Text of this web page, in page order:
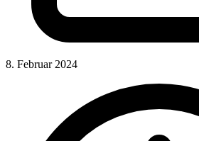
8. Februar 2024